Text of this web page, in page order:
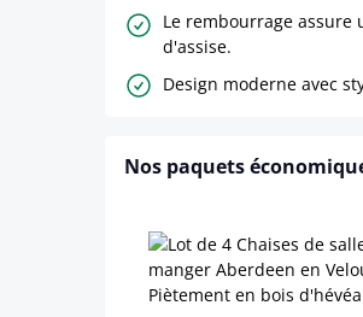
Le rembourrage assure
d'assise.
Design moderne avec
Nos paquets